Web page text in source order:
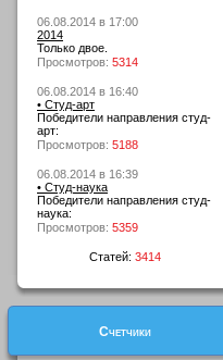
06.08.2014 в 17:00
2014
Только двое.
Просмотров: 5314
06.08.2014 в 16:40
• Студ-арт
Победители направления студ-
арт:
Просмотров: 5188
06.08.2014 в 16:39
• Студ-наука
Победители направления студ-
наука:
Просмотров: 5359
Статей: 3414
Счетчики